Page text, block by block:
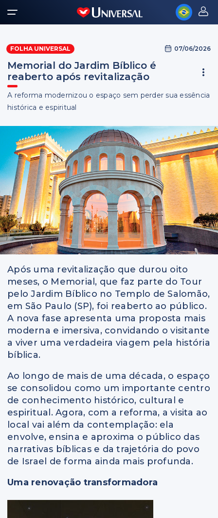
FOLHA UNIVERSAL 07/06/2026
Memorial do Jardim Bíblico é
reaberto após revitalização
A reforma modernizou o espaço sem perder sua essência
histórica e espiritual
Após uma revitalização que durou oito
meses, o Memorial, que faz parte do Tour
pelo Jardim Bíblico no Templo de Salomão,
em São Paulo (SP), foi reaberto ao público.
A nova fase apresenta uma proposta mais
moderna e imersiva, convidando o visitante
a viver uma verdadeira viagem pela história
bíblica.
Ao longo de mais de uma década, o espaço
se consolidou como um importante centro
de conhecimento histórico, cultural e
espiritual. Agora, com a reforma, a visita ao
local vai além da contemplação: ela
envolve, ensina e aproxima o público das
narrativas bíblicas e da trajetória do povo
de Israel de forma ainda mais profunda.
Uma renovação transformadora